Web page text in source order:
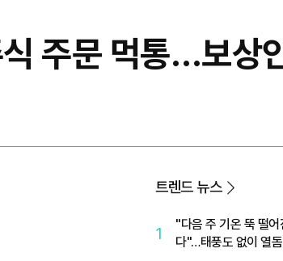
주문 먹통…보상
트렌드 뉴스
1
"다음 주 기온 뚝 떨어
다"…태풍도 없이 열